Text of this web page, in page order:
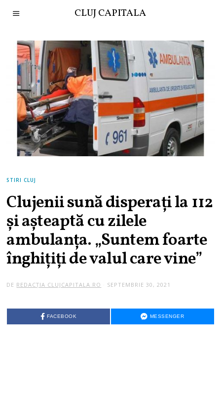
CLUJ CAPITALA
STIRI CLUJ
Clujenii sună disperați la 112
şi aşteaptă cu zilele
ambulanţa. „Suntem foarte
înghițiți de valul care vine”
DE REDACȚIA CLUJCAPITALA.RO SEPTEMBRIE 30, 2021
FACEBOOK MESSENGER